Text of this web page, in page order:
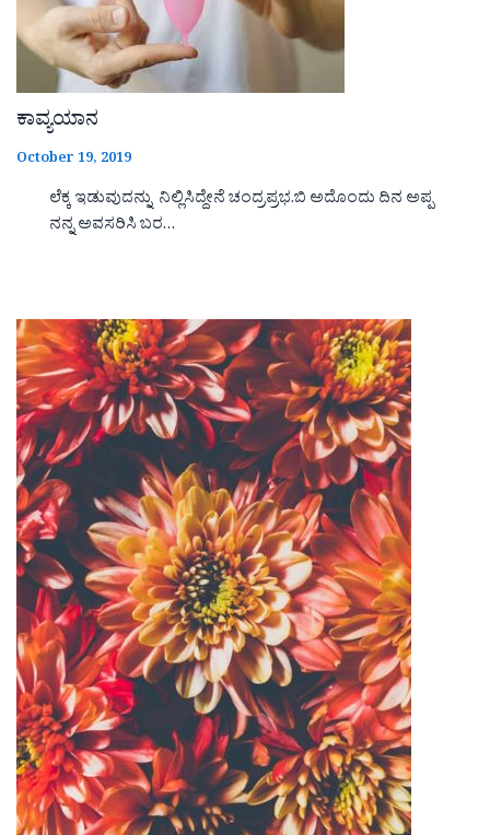
ಕಾವ್ಯಯಾನ
October 19, 2019
ಲೆಕ್ಕ ಇಡುವುದನ್ನು ನಿಲ್ಲಿಸಿದ್ದೇನೆ ಚಂದ್ರಪ್ರಭ.ಬಿ ಅದೊಂದು ದಿನ ಅಪ್ಪ
ನನ್ನ ಅವಸರಿಸಿ ಬರ…